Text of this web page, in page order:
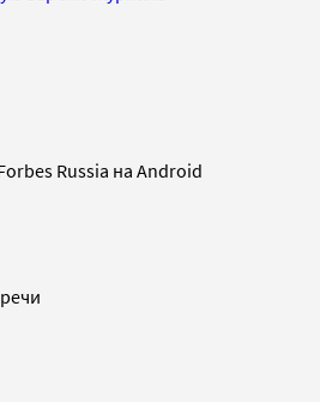
Russia на Android